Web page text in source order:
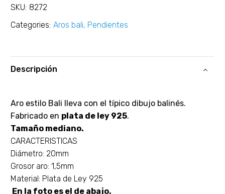
SKU: 8272
Categories: Aros bali, Pendientes
Descripción
Aro estilo Bali lleva con el típico dibujo balinés.
Fabricado en plata de ley 925.
Tamaño mediano.
CARACTERISTICAS
Diámetro: 20mm
Grosor aro: 1,5mm
Material: Plata de Ley 925
En la foto es el de abajo.